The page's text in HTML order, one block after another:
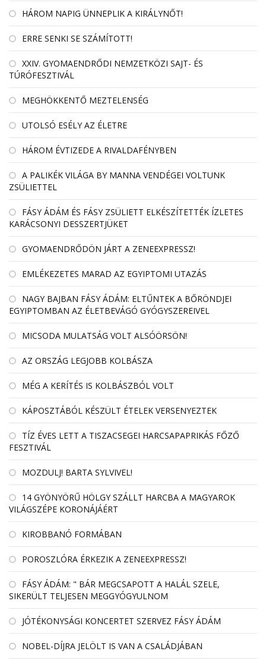
HÁROM NAPIG ÜNNEPLIK A KIRÁLYNŐT!
ERRE SENKI SE SZÁMÍTOTT!
XXIV. GYOMAENDRŐDI NEMZETKÖZI SAJT- ÉS
TÚRÓFESZTIVÁL
MEGHÖKKENTŐ MEZTELENSÉG
UTOLSÓ ESÉLY AZ ÉLETRE
HÁROM ÉVTIZEDE A RIVALDAFÉNYBEN
A PALIKÉK VILÁGA BY MANNA VENDÉGEI VOLTUNK
ZSÜLIETTEL
FÁSY ÁDÁM ÉS FÁSY ZSÜLIETT ELKÉSZÍTETTÉK ÍZLETES
KARÁCSONYI DESSZERTJÜKET
GYOMAENDRŐDÖN JÁRT A ZENEEXPRESSZ!
EMLÉKEZETES MARAD AZ EGYIPTOMI UTAZÁS
NAGY BAJBAN FÁSY ÁDÁM: ELTŰNTEK A BŐRÖNDJEI
EGYIPTOMBAN AZ ÉLETBEVÁGÓ GYÓGYSZEREIVEL
MICSODA MULATSÁG VOLT ALSÓÖRSÖN!
AZ ORSZÁG LEGJOBB KOLBÁSZA
MÉG A KERÍTÉS IS KOLBÁSZBÓL VOLT
KÁPOSZTÁBÓL KÉSZÜLT ÉTELEK VERSENYEZTEK
TÍZ ÉVES LETT A TISZACSEGEI HARCSAPAPRIKÁS FŐZŐ
FESZTIVÁL
MOZDULJ! BARTA SYLVIVEL!
14 GYÖNYÖRŰ HÖLGY SZÁLLT HARCBA A MAGYAROK
VILÁGSZÉPE KORONÁJÁÉRT
KIROBBANÓ FORMÁBAN
POROSZLÓRA ÉRKEZIK A ZENEEXPRESSZ!
FÁSY ÁDÁM: " BÁR MEGCSAPOTT A HALÁL SZELE,
SIKERÜLT TELJESEN MEGGYÓGYULNOM
JÓTÉKONYSÁGI KONCERTET SZERVEZ FÁSY ÁDÁM
NOBEL-DÍJRA JELÖLT IS VAN A CSALÁDJÁBAN